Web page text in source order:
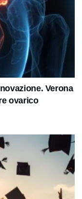
Verona
ovarico